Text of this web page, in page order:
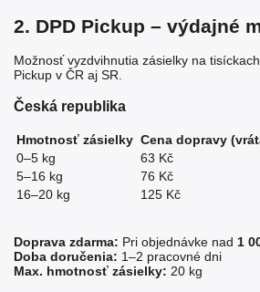
2. DPD Pickup – výdajné
Možnosť vyzdvihnutia zásielky na
Pickup v ČR aj SR.
Česká republika
Hmotnosť zásielky Cena dopravy
0–5 kg
63 Kč
5–16 kg
76 Kč
16–20 kg
125 Kč
Doprava zdarma: Pri objednávke nad 1
Doba doručenia: 1–2 pracovné dni
Max. hmotnosť zásielky: 20 kg